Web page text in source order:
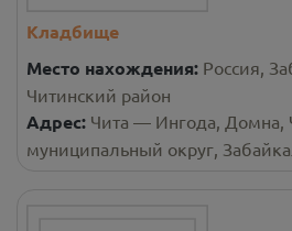
Кладбище
Место нахождения: Россия,
Читинский район
Адрес: Чита — Ингода, Домна,
муниципальный округ,